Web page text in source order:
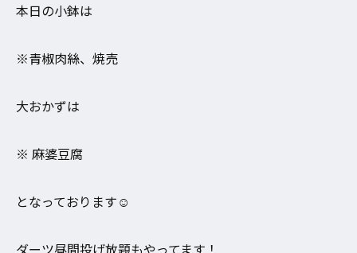
本日の小鉢は
※青椒肉絲、焼売
大おかずは
※ 麻婆豆腐
となっております☺️
ダーツ昼間投げ放題もやってます！